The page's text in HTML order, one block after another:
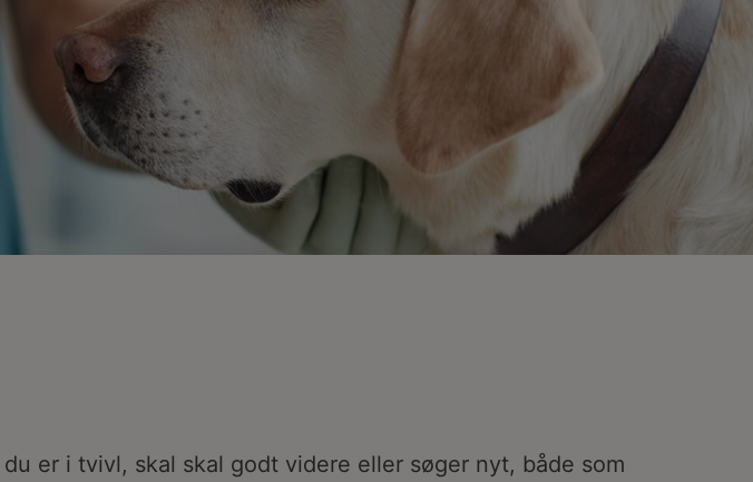
er i tvivl, skal skal godt videre eller søger nyt, både som